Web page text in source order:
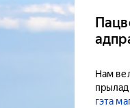
Нам
гэта